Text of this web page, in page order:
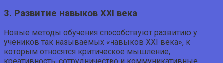
3. Развитие навыков XXI века
Новые методы обучения способствуют развитию у
учеников так называемых «навыков XXI века», к
которым относятся критическое мышление,
креативность, сотрудничество и коммуникативные